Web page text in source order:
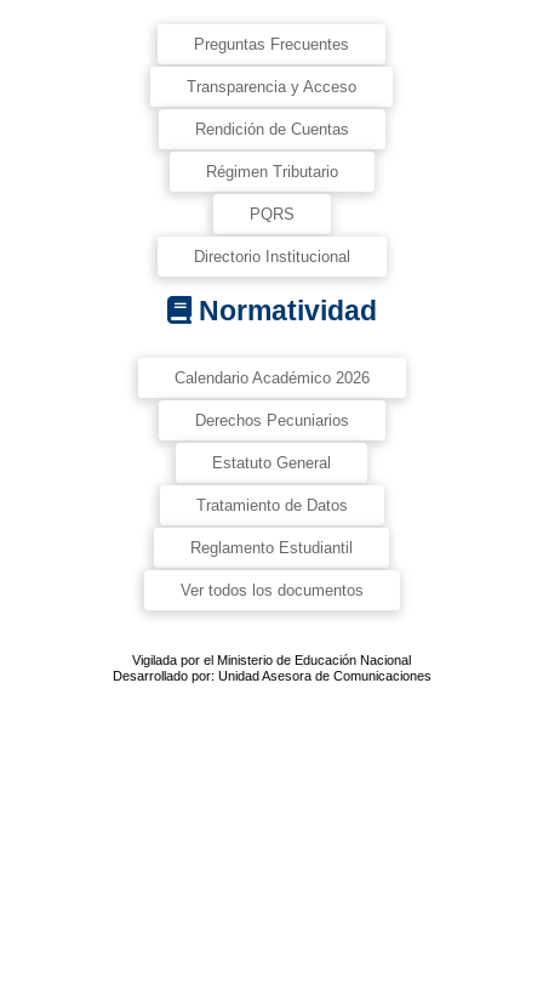
Preguntas Frecuentes
Transparencia y Acceso
Rendición de Cuentas
Régimen Tributario
PQRS
Directorio Institucional
Normatividad
Calendario Académico 2026
Derechos Pecuniarios
Estatuto General
Tratamiento de Datos
Reglamento Estudiantil
Ver todos los documentos
Vigilada por el Ministerio de Educación Nacional
Desarrollado por: Unidad Asesora de Comunicaciones